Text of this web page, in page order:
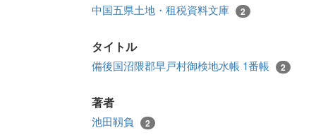
中国五県土地・租税資料文庫 2
タイトル
備後国沼隈郡早戸村御検地水帳 1番帳 2
著者
池田靱負 2